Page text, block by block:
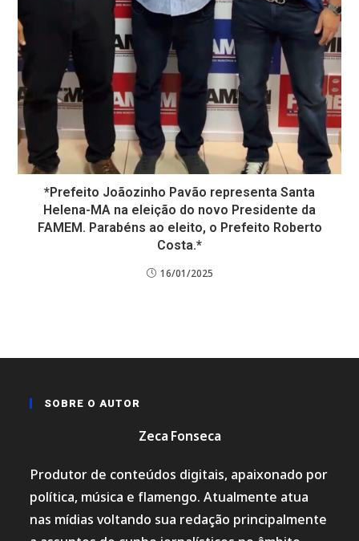
*Prefeito Joãozinho Pavão representa Santa
Helena-MA na eleição do novo Presidente da
FAMEM. Parabéns ao eleito, o Prefeito Roberto
Costa.*
16/01/2025
SOBRE O AUTOR
Zeca Fonseca
Produtor de conteúdos digitais, apaixonado por
política, música e flamengo. Atualmente atua
nas mídias voltando sua redação principalmente